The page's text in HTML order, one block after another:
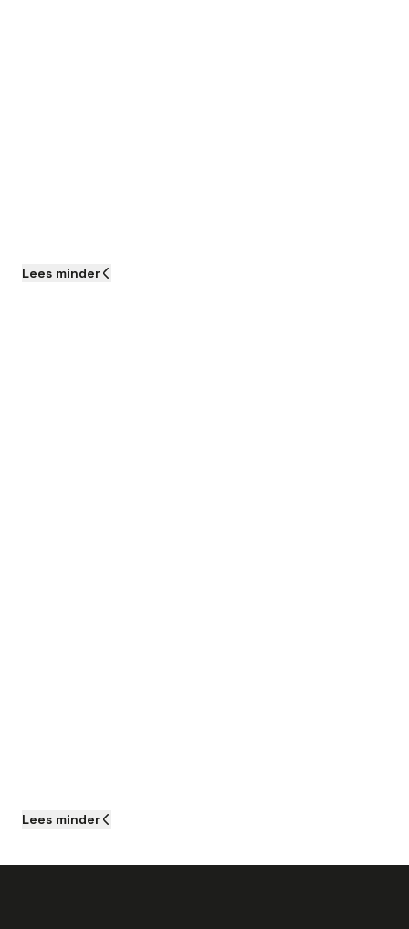
Lees minder
Lees minder